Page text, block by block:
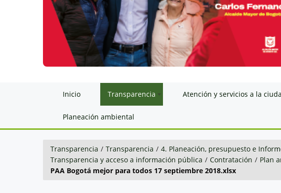
Inicio Transparencia Atención y servicios a la
Planeación ambiental
Transparencia / Transparencia / 4. Planeación, presupuesto e
Transparencia y acceso a información pública / Contratación / Plan
PAA Bogotá mejor para todos 17 septiembre 2018.xlsx